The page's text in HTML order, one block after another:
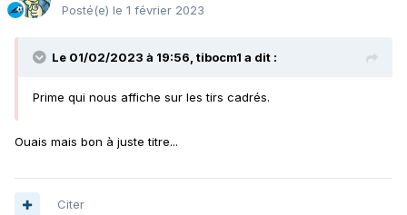
Posté(e) le 1 février 2023
Le 01/02/2023 à 19:56, tibocm1 a dit :
Prime qui nous affiche sur les tirs cadrés.
Ouais mais bon à juste titre...
Citer